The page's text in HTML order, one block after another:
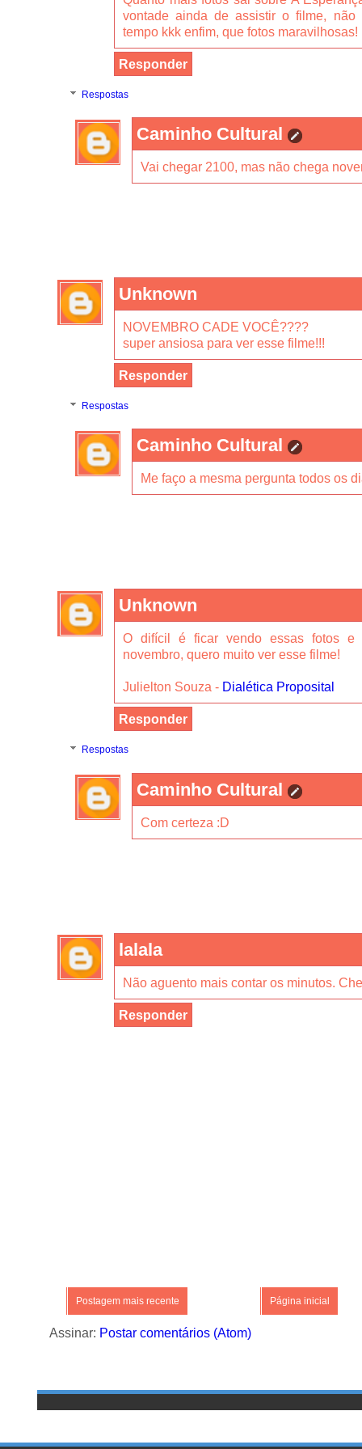
vontade ainda de assistir o filme, não
tempo kkk enfim, que fotos maravilhosas!
Responder
Respostas
Caminho Cultural
Vai chegar 2100, mas não chega
Unknown
NOVEMBRO CADE VOCÊ????
super ansiosa para ver esse filme!!!
Responder
Respostas
Caminho Cultural
Me faço a mesma pergunta todos os
Unknown
O difícil é ficar vendo essas fotos e
novembro, quero muito ver esse filme!
Julielton Souza - Dialética Proposital
Responder
Respostas
Caminho Cultural
Com certeza :D
lalala
Não aguento mais contar os minutos.
Responder
Postagem mais recente Página inicial
Assinar: Postar comentários (Atom)